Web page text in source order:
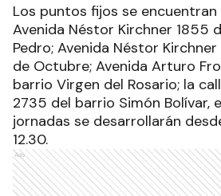
Los puntos fijos se
Avenida Néstor Kirchner 1855
Pedro; Avenida Néstor
de Octubre; Avenida Arturo
barrio Virgen del Rosario; la
2735 del barrio Simón Bolívar,
jornadas se desarrollarán
12.30.
Ads